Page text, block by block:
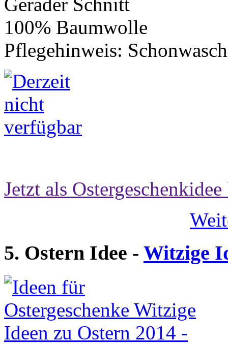
Gerader Schnitt
100% Baumwolle
Pflegehinweis:
Jetzt als
5. Ostern Idee - Witzige